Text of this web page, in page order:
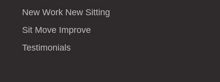
New Work New Sitting
Sit Move Improve
Testimonials